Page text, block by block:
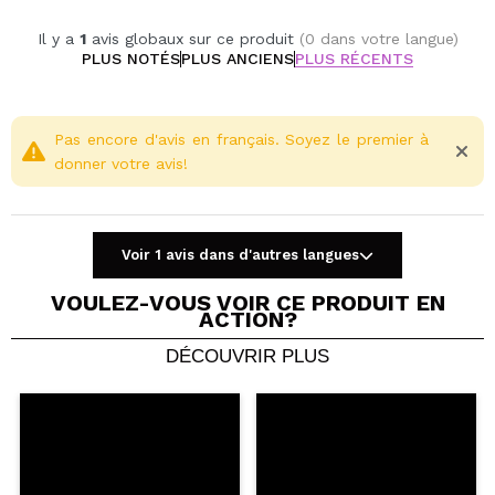
Il y a 1avis globaux sur ce produit (0 dans votre langue)
PLUS NOTÉSPLUS ANCIENSPLUS RÉCENTS
Partager une vidéo ou une photo
Votre vidéo pourrait être la première. Imaginez...
Pas encore d'avis en français. Soyez le premier à
donner votre avis!
Voir 1 avis dans d'autres langues
VOULEZ-VOUS VOIR CE PRODUIT EN
ACTION?
DÉCOUVRIR PLUS